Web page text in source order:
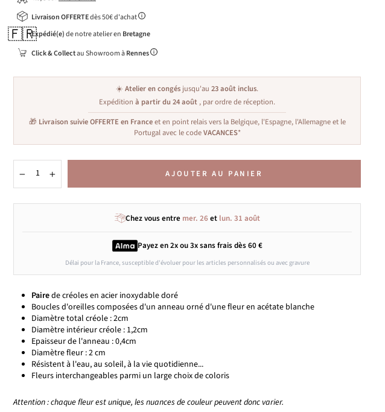
Livraison OFFERTEdès 50€ d'achat
🇫🇷Expédié(e)de notre atelier en Bretagne
Click & Collectau Showroom àRennes
☀️ Atelier en congés jusqu'au 23 août inclus.
Expédition à partir du 24 août , par ordre de réception.
🎁 Livraison suivie OFFERTE en Franceet en point relais vers la Belgique, l'Espagne, l'Allemagne et le
Portugal avec le codeVACANCES*
+
AJOUTER AU PANIER
Chez vous entre mer. 26et lun. 31 août
Payez en 2x ou 3xsans fraisdès 60 €
Délai pour la France, susceptible d'évoluer pour les articles personnalisés ou avec gravure
Pairede créoles en acier inoxydable doré
Boucles d'oreilles composées d'un anneau orné d'une fleur en acétate blanche
Diamètre total créole : 2cm
Diamètre intérieur créole : 1,2cm
Epaisseur de l'anneau : 0,4cm
Diamètre fleur : 2 cm
Résistent à l'eau, au soleil, à la vie quotidienne...
Fleurs interchangeables parmi un large choix de coloris
Attention : chaque fleur est unique, les nuances de couleur peuvent donc varier.